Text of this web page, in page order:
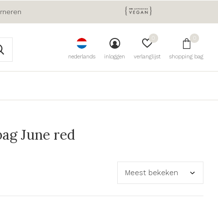
nederlands inloggen verlanglijst
0
shopping bag
0
June red